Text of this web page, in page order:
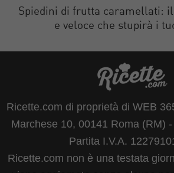
Spiedini di frutta caramellati:
e veloce che stupirà i
Ricette.com di proprietà di WEB
Marchese 10, 00141 Roma (RM)
Partita I.V.A.
Ricette.com non è una testata